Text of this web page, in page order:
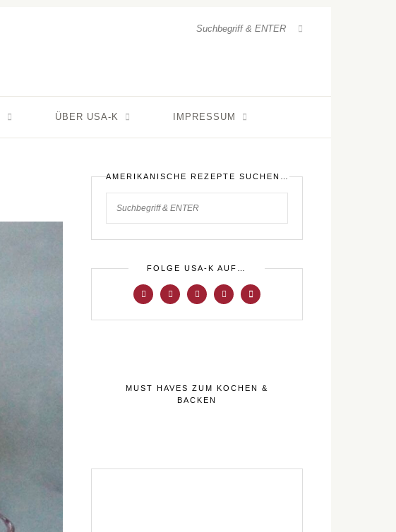
ÜBER USA-K IMPRESSUM
AMERIKANISCHE REZEPTE SUCHEN…
FOLGE USA-K AUF…
MUST HAVES ZUM KOCHEN &
BACKEN